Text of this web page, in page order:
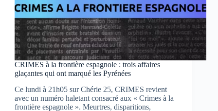
CRIMES à la frontière espagnole : trois affaires
glaçantes qui ont marqué les Pyrénées
Ce lundi à 21h05 sur Chérie 25, CRIMES revient
avec un numéro haletant consacré aux « Crimes à la
frontière espagnole ». Meurtres, disparitions,